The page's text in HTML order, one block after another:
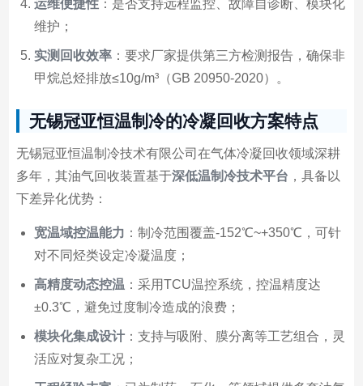
运维便捷性：是否支持远程监控、故障自诊断、模块化
维护；
实测回收效率：要求厂家提供第三方检测报告，确保非
甲烷总烃排放≤10g/m³（GB 20950-2020）。
无锡冠亚恒温制冷的冷凝回收方案特点
无锡冠亚恒温制冷技术有限公司在气体冷凝回收领域深耕
多年，其油气回收装置基于深低温制冷技术平台 ，具备以
下差异化优势：
宽温域控温能力 ：制冷范围覆盖-152℃~+350℃，可针
对不同烃类设定冷凝温度；
高精度动态控温 ：采用TCU温控系统，控温精度达
±0.3℃，避免过度制冷造成的浪费；
模块化集成设计：支持与吸附、膜分离等工艺组合，灵
活应对复杂工况；